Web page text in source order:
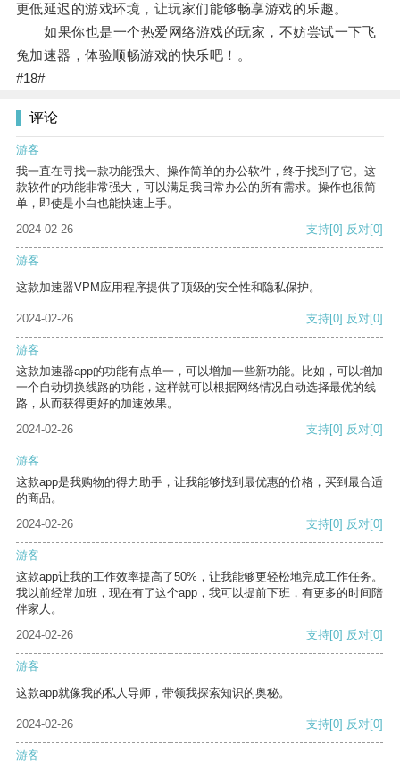
更低延迟的游戏环境，让玩家们能够畅享游戏的乐趣。
如果你也是一个热爱网络游戏的玩家，不妨尝试一下飞
兔加速器，体验顺畅游戏的快乐吧！。
#18#
评论
游客
我一直在寻找一款功能强大、操作简单的办公软件，终于找到了它。这
款软件的功能非常强大，可以满足我日常办公的所有需求。操作也很简
单，即使是小白也能快速上手。
2024-02-26
支持[0] 反对[0]
游客
这款加速器VPM应用程序提供了顶级的安全性和隐私保护。
2024-02-26 支持[0] 反对[0]
游客
这款加速器app的功能有点单一，可以增加一些新功能。比如，可以增加
一个自动切换线路的功能，这样就可以根据网络情况自动选择最优的线
路，从而获得更好的加速效果。
2024-02-26
支持[0] 反对[0]
游客
这款app是我购物的得力助手，让我能够找到最优惠的价格，买到最合适
的商品。
2024-02-26
支持[0] 反对[0]
游客
这款app让我的工作效率提高了50%，让我能够更轻松地完成工作任务。
我以前经常加班，现在有了这个app，我可以提前下班，有更多的时间陪
伴家人。
2024-02-26
支持[0] 反对[0]
游客
这款app就像我的私人导师，带领我探索知识的奥秘。
2024-02-26 支持[0] 反对[0]
游客